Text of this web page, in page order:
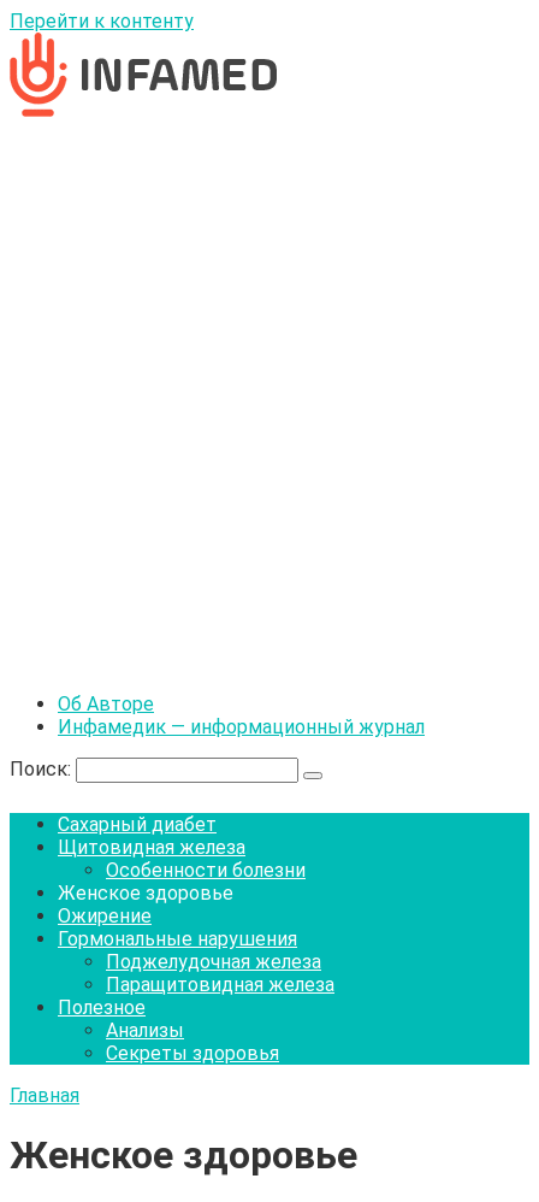
Перейти к контенту
Об Авторе
Инфамедик — информационный журнал
Поиск:
Сахарный диабет
Щитовидная железа
Особенности болезни
Женское здоровье
Ожирение
Гормональные нарушения
Поджелудочная железа
Паращитовидная железа
Полезное
Анализы
Секреты здоровья
Главная
Женское здоровье